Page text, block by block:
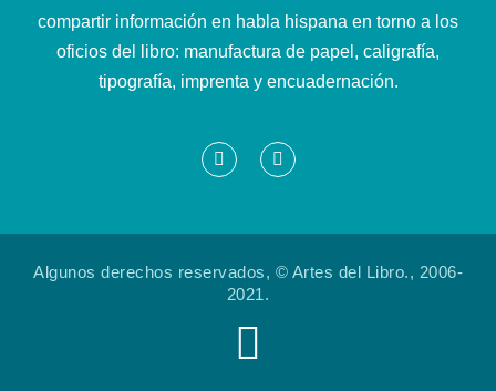
compartir información en habla hispana en torno a los
oficios del libro: manufactura de papel, caligrafía,
tipografía, imprenta y encuadernación.
Algunos derechos reservados, © Artes del Libro., 2006-
2021.